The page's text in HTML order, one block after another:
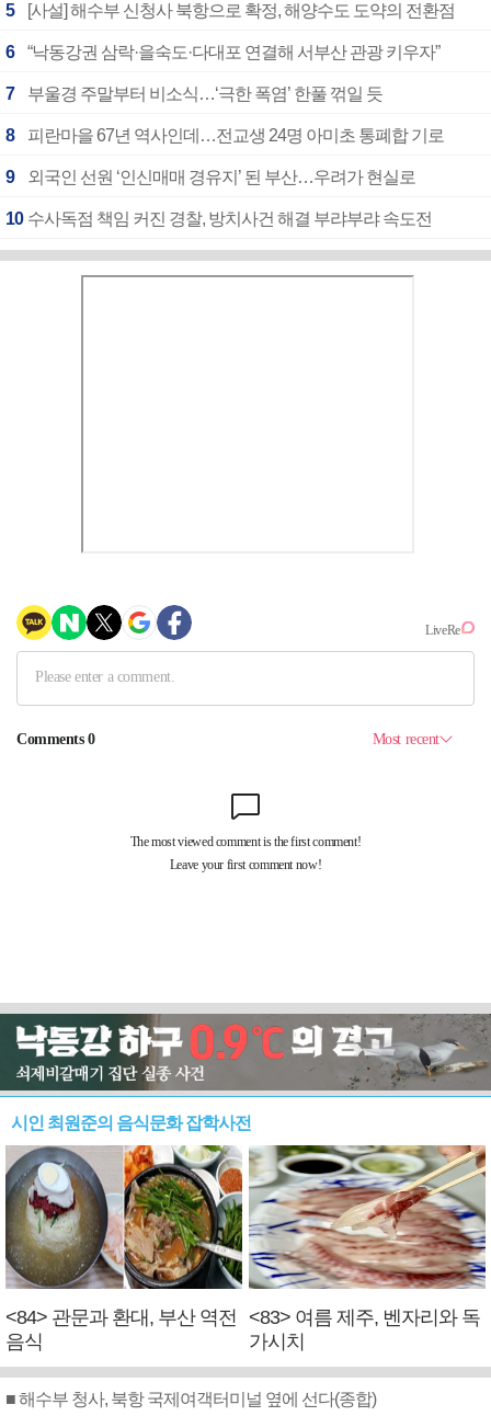
5 [사설] 해수부 신청사 북항으로 확정, 해양수도 도약의 전환점
6 “낙동강권 삼락·을숙도·다대포 연결해 서부산 관광 키우자”
7 부울경 주말부터 비소식…‘극한 폭염’ 한풀 꺾일 듯
8 피란마을 67년 역사인데…전교생 24명 아미초 통폐합 기로
9 외국인 선원 ‘인신매매 경유지’ 된 부산…우려가 현실로
10 수사독점 책임 커진 경찰, 방치사건 해결 부랴부랴 속도전
시인 최원준의 음식문화 잡학사전
<84> 관문과 환대, 부산 역전
음식
<83> 여름 제주, 벤자리와 독
가시치
■ 해수부 청사, 북항 국제여객터미널 옆에 선다(종합)